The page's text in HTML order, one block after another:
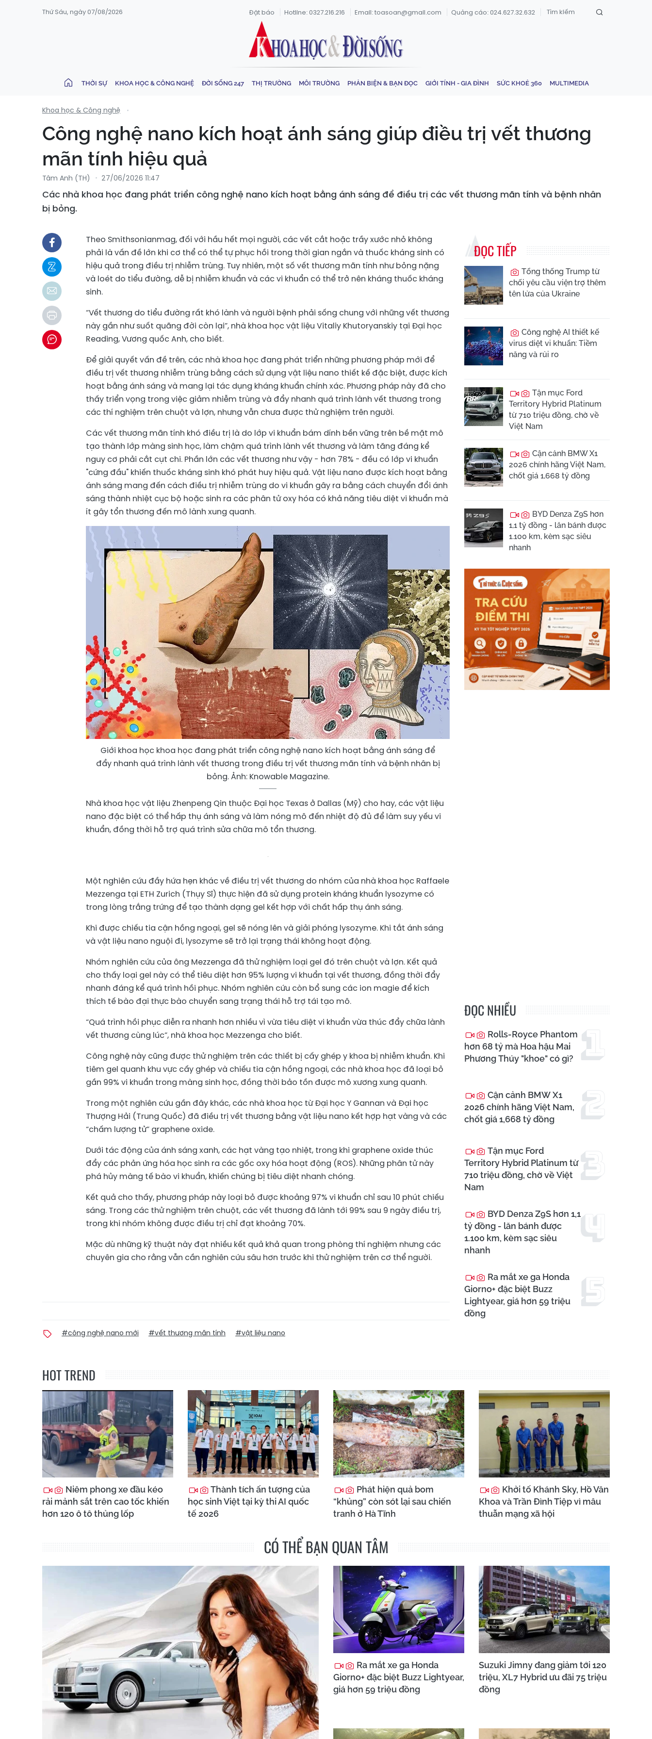
Thứ Sáu, ngày 07/08/2026 Đặt báo Hotline: 0327.216.216 Email: toasoan@gmail.com Quảng cáo: 024.627.32.632
THỜI SỰ KHOA HỌC & CÔNG NGHỆ ĐỜI SỐNG 247 THỊ TRƯỜNG MÔI TRƯỜNG PHẢN BIỆN & BẠN ĐỌC GIỚI TÍNH - GIA ĐÌNH SỨC KHOẺ 360 MULTIMEDIA
Khoa học & Công nghệ
Công nghệ nano kích hoạt ánh sáng giúp điều trị vết thương
mãn tính hiệu quả
Tâm Anh (TH) 27/06/2026 11:47
Các nhà khoa học đang phát triển công nghệ nano kích hoạt bằng ánh sáng để điều trị các vết thương mãn tính và bệnh nhân
bị bỏng.
Theo Smithsonianmag, đối với hầu hết mọi người, các vết cắt hoặc trầy xước nhỏ không
phải là vấn đề lớn khi cơ thể có thể tự phục hồi trong thời gian ngắn và thuốc kháng sinh có
hiệu quả trong điều trị nhiễm trùng. Tuy nhiên, một số vết thương mãn tính như bỏng nặng
và loét do tiểu đường, dễ bị nhiễm khuẩn và các vi khuẩn có thể trở nên kháng thuốc kháng
sinh.
“Vết thương do tiểu đường rất khó lành và người bệnh phải sống chung với những vết thương
này gần như suốt quãng đời còn lại”, nhà khoa học vật liệu Vitaliy Khutoryanskiy tại Đại học
Reading, Vương quốc Anh, cho biết.
Để giải quyết vấn đề trên, các nhà khoa học đang phát triển những phương pháp mới để
điều trị vết thương nhiễm trùng bằng cách sử dụng vật liệu nano thiết kế đặc biệt, được kích
hoạt bằng ánh sáng và mang lại tác dụng kháng khuẩn chính xác. Phương pháp này đã cho
thấy triển vọng trong việc giảm nhiễm trùng và đẩy nhanh quá trình lành vết thương trong
các thí nghiệm trên chuột và lợn, nhưng vẫn chưa được thử nghiệm trên người.
Các vết thương mãn tính khó điều trị là do lớp vi khuẩn bám dính bền vững trên bề mặt mô
tạo thành lớp màng sinh học, làm chậm quá trình lành vết thương và làm tăng đáng kể
nguy cơ phải cắt cụt chi. Phần lớn các vết thương như vậy - hơn 78% - đều có lớp vi khuẩn
"cứng đầu" khiến thuốc kháng sinh khó phát huy hiệu quả. Vật liệu nano được kích hoạt bằng
ánh sáng mang đến cách điều trị nhiễm trùng do vi khuẩn gây ra bằng cách chuyển đổi ánh
sáng thành nhiệt cục bộ hoặc sinh ra các phân tử oxy hóa có khả năng tiêu diệt vi khuẩn mà
ít gây tổn thương đến mô lành xung quanh.
Giới khoa học khoa học đang phát triển công nghệ nano kích hoạt bằng ánh sáng để
đẩy nhanh quá trình lành vết thương trong điều trị vết thương mãn tính và bệnh nhân bị
bỏng. Ảnh: Knowable Magazine.
Nhà khoa học vật liệu Zhenpeng Qin thuộc Đại học Texas ở Dallas (Mỹ) cho hay, các vật liệu
nano đặc biệt có thể hấp thụ ánh sáng và làm nóng mô đến nhiệt độ đủ để làm suy yếu vi
khuẩn, đồng thời hỗ trợ quá trình sửa chữa mô tổn thương.
Một nghiên cứu đầy hứa hẹn khác về điều trị vết thương do nhóm của nhà khoa học Raffaele
Mezzenga tại ETH Zurich (Thụy Sĩ) thực hiện đã sử dụng protein kháng khuẩn lysozyme có
trong lòng trắng trứng để tạo thành dạng gel kết hợp với chất hấp thụ ánh sáng.
Khi được chiếu tia cận hồng ngoại, gel sẽ nóng lên và giải phóng lysozyme. Khi tắt ánh sáng
và vật liệu nano nguội đi, lysozyme sẽ trở lại trạng thái không hoạt động.
Nhóm nghiên cứu của ông Mezzenga đã thử nghiệm loại gel đó trên chuột và lợn. Kết quả
cho thấy loại gel này có thể tiêu diệt hơn 95% lượng vi khuẩn tại vết thương, đồng thời đẩy
nhanh đáng kể quá trình hồi phục. Nhóm nghiên cứu còn bổ sung các ion magie để kích
thích tế bào đại thực bào chuyển sang trạng thái hỗ trợ tái tạo mô.
“Quá trình hồi phục diễn ra nhanh hơn nhiều vì vừa tiêu diệt vi khuẩn vừa thúc đẩy chữa lành
vết thương cùng lúc”, nhà khoa học Mezzenga cho biết.
Công nghệ này cũng được thử nghiệm trên các thiết bị cấy ghép y khoa bị nhiễm khuẩn. Khi
tiêm gel quanh khu vực cấy ghép và chiếu tia cận hồng ngoại, các nhà khoa học đã loại bỏ
gần 99% vi khuẩn trong màng sinh học, đồng thời bảo tồn được mô xương xung quanh.
Trong một nghiên cứu gần đây khác, các nhà khoa học từ Đại học Y Gannan và Đại học
Thượng Hải (Trung Quốc) đã điều trị vết thương bằng vật liệu nano kết hợp hạt vàng và các
“chấm lượng tử” graphene oxide.
Dưới tác động của ánh sáng xanh, các hạt vàng tạo nhiệt, trong khi graphene oxide thúc
đẩy các phản ứng hóa học sinh ra các gốc oxy hóa hoạt động (ROS). Những phân tử này
phá hủy màng tế bào vi khuẩn, khiến chúng bị tiêu diệt nhanh chóng.
Kết quả cho thấy, phương pháp này loại bỏ được khoảng 97% vi khuẩn chỉ sau 10 phút chiếu
sáng. Trong các thử nghiệm trên chuột, các vết thương đã lành tới 99% sau 9 ngày điều trị,
trong khi nhóm không được điều trị chỉ đạt khoảng 70%.
Mặc dù những kỹ thuật này đạt nhiều kết quả khả quan trong phòng thí nghiệm nhưng các
chuyên gia cho rằng vẫn cần nghiên cứu sâu hơn trước khi thử nghiệm trên cơ thể người.
#công nghệ nano mới #vết thương mãn tính #vật liệu nano
ĐỌC TIẾP
Tổng thống Trump từ
chối yêu cầu viện trợ thêm
tên lửa của Ukraine
Công nghệ AI thiết kế
virus diệt vi khuẩn: Tiềm
năng và rủi ro
Tận mục Ford
Territory Hybrid Platinum
từ 710 triệu đồng, chờ về
Việt Nam
Cận cảnh BMW X1
2026 chính hãng Việt Nam,
chốt giá 1,668 tỷ đồng
BYD Denza Z9S hơn
1,1 tỷ đồng - lăn bánh được
1.100 km, kèm sạc siêu
nhanh
ĐỌC NHIỀU
Rolls-Royce Phantom
hơn 68 tỷ mà Hoa hậu Mai
Phương Thúy "khoe" có gì?
Cận cảnh BMW X1
2026 chính hãng Việt Nam,
chốt giá 1,668 tỷ đồng
Tận mục Ford
Territory Hybrid Platinum từ
710 triệu đồng, chờ về Việt
Nam
BYD Denza Z9S hơn 1,1
tỷ đồng - lăn bánh được
1.100 km, kèm sạc siêu
nhanh
Ra mắt xe ga Honda
Giorno+ đặc biệt Buzz
Lightyear, giá hơn 59 triệu
đồng
HOT TREND
Niêm phong xe đầu kéo
rải mảnh sắt trên cao tốc khiến
hơn 120 ô tô thủng lốp
Thành tích ấn tượng của
học sinh Việt tại kỳ thi AI quốc
tế 2026
Phát hiện quả bom
“khủng” còn sót lại sau chiến
tranh ở Hà Tĩnh
Khởi tố Khánh Sky, Hồ Văn
Khoa và Trần Đình Tiệp vì mâu
thuẫn mạng xã hội
CÓ THỂ BẠN QUAN TÂM
Ra mắt xe ga Honda
Giorno+ đặc biệt Buzz Lightyear,
giá hơn 59 triệu đồng
Suzuki Jimny đang giảm tới 120
triệu, XL7 Hybrid ưu đãi 75 triệu
đồng